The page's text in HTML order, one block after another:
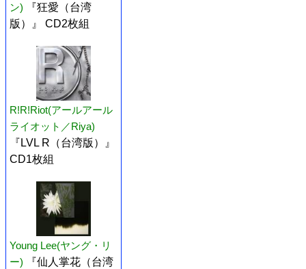
ン)
『狂愛（台湾
版）』 CD2枚組
R!R!Riot(アールアール
ライオット／Riya)
『LVL R（台湾版）』
CD1枚組
Young Lee(ヤング・リ
ー)
『仙人掌花（台湾